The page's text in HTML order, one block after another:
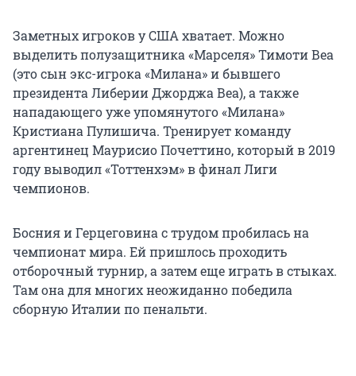
Заметных игроков у США хватает. Можно
выделить полузащитника «Марселя» Тимоти Веа
(это сын экс-игрока «Милана» и бывшего
президента Либерии Джорджа Веа), а также
нападающего уже упомянутого «Милана»
Кристиана Пулишича. Тренирует команду
аргентинец Маурисио Почеттино, который в 2019
году выводил «Тоттенхэм» в финал Лиги
чемпионов.
Босния и Герцеговина с трудом пробилась на
чемпионат мира. Ей пришлось проходить
отборочный турнир, а затем еще играть в стыках.
Там она для многих неожиданно победила
сборную Италии по пенальти.